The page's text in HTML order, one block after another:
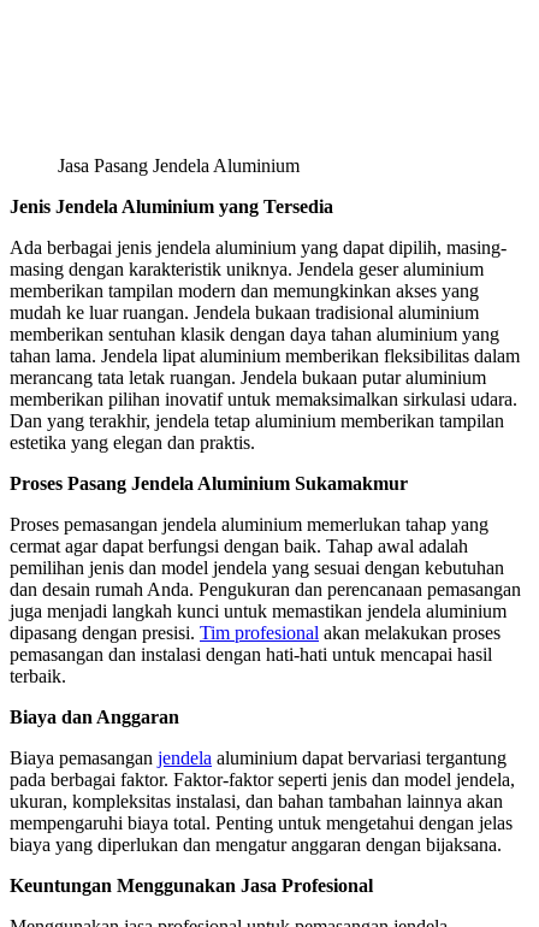
Jasa Pasang Jendela Aluminium
Jenis Jendela Aluminium yang Tersedia
Ada berbagai jenis jendela aluminium yang dapat dipilih, masing-
masing dengan karakteristik uniknya. Jendela geser aluminium
memberikan tampilan modern dan memungkinkan akses yang
mudah ke luar ruangan. Jendela bukaan tradisional aluminium
memberikan sentuhan klasik dengan daya tahan aluminium yang
tahan lama. Jendela lipat aluminium memberikan fleksibilitas dalam
merancang tata letak ruangan. Jendela bukaan putar aluminium
memberikan pilihan inovatif untuk memaksimalkan sirkulasi udara.
Dan yang terakhir, jendela tetap aluminium memberikan tampilan
estetika yang elegan dan praktis.
Proses Pasang Jendela Aluminium Sukamakmur
Proses pemasangan jendela aluminium memerlukan tahap yang
cermat agar dapat berfungsi dengan baik. Tahap awal adalah
pemilihan jenis dan model jendela yang sesuai dengan kebutuhan
dan desain rumah Anda. Pengukuran dan perencanaan pemasangan
juga menjadi langkah kunci untuk memastikan jendela aluminium
dipasang dengan presisi. Tim profesional akan melakukan proses
pemasangan dan instalasi dengan hati-hati untuk mencapai hasil
terbaik.
Biaya dan Anggaran
Biaya pemasangan jendela aluminium dapat bervariasi tergantung
pada berbagai faktor. Faktor-faktor seperti jenis dan model jendela,
ukuran, kompleksitas instalasi, dan bahan tambahan lainnya akan
mempengaruhi biaya total. Penting untuk mengetahui dengan jelas
biaya yang diperlukan dan mengatur anggaran dengan bijaksana.
Keuntungan Menggunakan Jasa Profesional